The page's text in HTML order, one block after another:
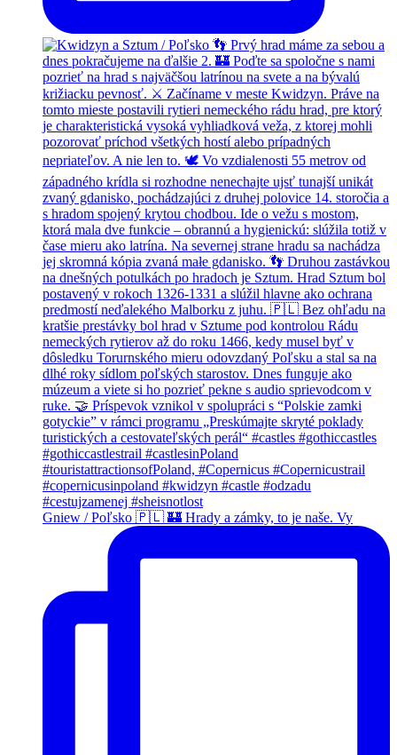
Gniew / Poľsko 🇵🇱 🏰 Hrady a zámky, to je naše. Vy